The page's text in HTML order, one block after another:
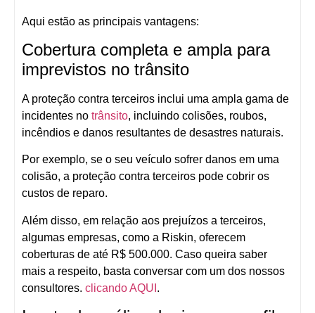
Aqui estão as principais vantagens:
Cobertura completa e ampla para
imprevistos no trânsito
A proteção contra terceiros inclui uma ampla gama de
incidentes no trânsito, incluindo colisões, roubos,
incêndios e danos resultantes de desastres naturais.
Por exemplo, se o seu veículo sofrer danos em uma
colisão, a proteção contra terceiros pode cobrir os
custos de reparo.
Além disso, em relação aos prejuízos a terceiros,
algumas empresas, como a Riskin, oferecem
coberturas de até R$ 500.000. Caso queira saber
mais a respeito, basta conversar com um dos nossos
consultores. clicando AQUI .